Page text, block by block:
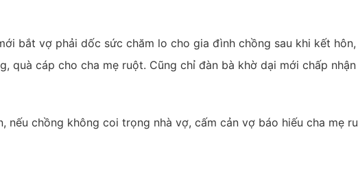
bắt vợ phải dốc sức chăm lo cho gia đình chồng sau khi kết hôn,
quà cáp cho cha mẹ ruột. Cũng chỉ đàn bà khờ dại mới chấp nhận
nếu chồng không coi trọng nhà vợ, cấm cản vợ báo hiếu cha mẹ